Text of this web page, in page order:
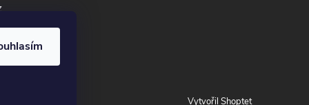
Vytvořil Shoptet